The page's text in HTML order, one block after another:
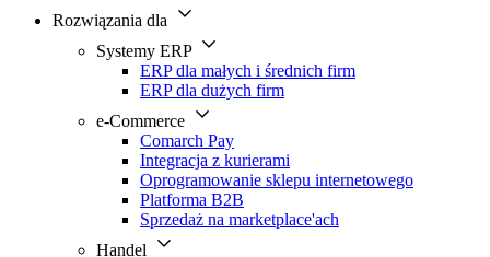
Rozwiązania dla
Systemy ERP
ERP dla małych i średnich firm
ERP dla dużych firm
e-Commerce
Comarch Pay
Integracja z kurierami
Oprogramowanie sklepu internetowego
Platforma B2B
Sprzedaż na marketplace'ach
Handel